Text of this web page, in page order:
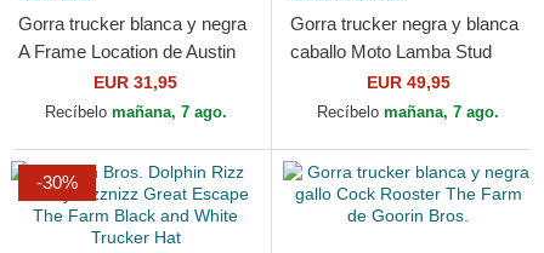
Gorra trucker blanca y negra
A Frame Location de Austin
Ciudades y Playas Texas de
New Era
EUR 31,95
Recíbelo mañana, 7 ago.
Gorra trucker negra y blanca
caballo Moto Lamba Stud
The Farm de Goorin Bros.
EUR 49,95
Recíbelo mañana, 7 ago.
-30%